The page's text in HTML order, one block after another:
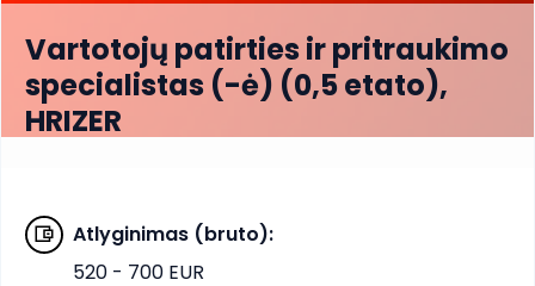
Vartotojų patirties ir pritraukimo
specialistas (-ė) (0,5 etato),
HRIZER
Atlyginimas (bruto):
520 - 700 EUR